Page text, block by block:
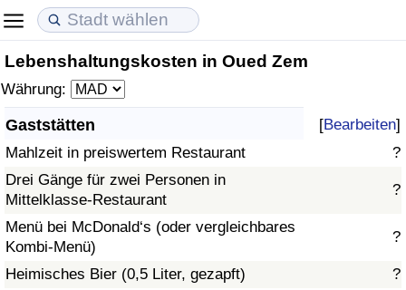
Lebenshaltungskosten in Oued Zem
Währung:
Gaststätten [Bearbeiten]
Mahlzeit in preiswertem Restaurant
?
Drei Gänge für zwei Personen in
Mittelklasse-Restaurant
?
Menü bei McDonald‘s (oder vergleichbares
Kombi-Menü)
?
Heimisches Bier (0,5 Liter, gezapft)
?
Lebenshaltungskosten
Lebenshaltungskosten-Index (aktuell)
Lebenshaltungskosten-Index
Lebenshaltungskosten-Index nach Land
in Akaba
Immobilienpreise
Immobilienpreis-Index (aktuell)
Immobilienpreis-Index
Immobilienpreis-Index nach Land
Lebensqualität
Lebensqualität-Index
Lebensqualität-Index (aktuell)
Lebensqualitätsindex nach Land
Kriminalität